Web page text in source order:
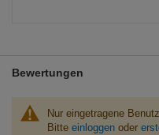
Bewertungen
Nur eingetragene
Bitte einloggen oder